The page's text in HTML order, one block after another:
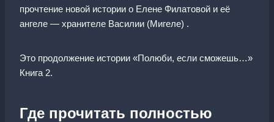
прочтение новой истории о Елене Филатовой и её
ангеле — хранителе Василии (Мигеле) .
Это продолжение истории «Полюби, если сможешь…»
Книга 2.
Где прочитать полностью